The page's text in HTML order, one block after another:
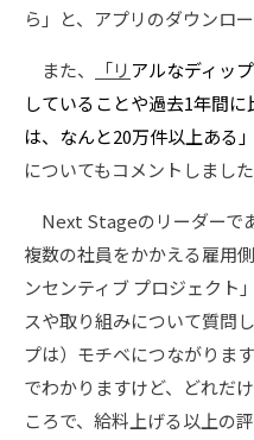
ら」と、アプリのダウンロ
また、 「リ アルなディッ
していることや過去1年間
は、なんと20万件以上ある
についてもコメントしました
Next Stageのリーダーで
複数の社員をかかえる雇用
ンセンティブ プロジェクト
スや取り組みについて質問
プは）モチベにつながりま
でわかりますけど、どれだ
ころで、給料上げる以上の